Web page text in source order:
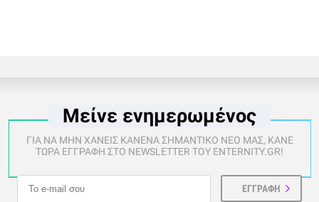
Μείνε ενημερωμένος
ΓΙΑ ΝΑ ΜΗΝ ΧΑΝΕΙΣ ΚΑΝΕΝΑ ΣΗΜΑΝΤΙΚΟ ΝΕΟ ΜΑΣ, ΚΑΝΕ
ΤΩΡΑ ΕΓΓΡΑΦΗ ΣΤΟ NEWSLETTER ΤΟΥ ENTERNITY.GR!